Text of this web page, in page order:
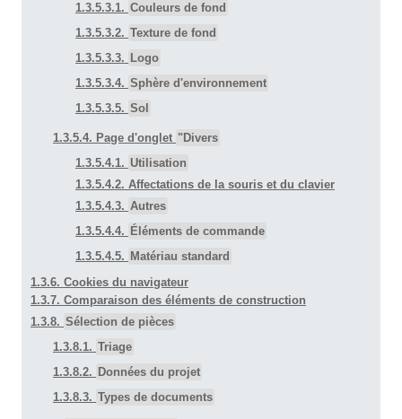
1.3.5.3.1. Couleurs de fond
1.3.5.3.2. Texture de fond
1.3.5.3.3. Logo
1.3.5.3.4. Sphère d'environnement
1.3.5.3.5. Sol
1.3.5.4. Page d'onglet "Divers
1.3.5.4.1. Utilisation
1.3.5.4.2. Affectations de la souris et du clavier
1.3.5.4.3. Autres
1.3.5.4.4. Éléments de commande
1.3.5.4.5. Matériau standard
1.3.6. Cookies du navigateur
1.3.7. Comparaison des éléments de construction
1.3.8. Sélection de pièces
1.3.8.1. Triage
1.3.8.2. Données du projet
1.3.8.3. Types de documents